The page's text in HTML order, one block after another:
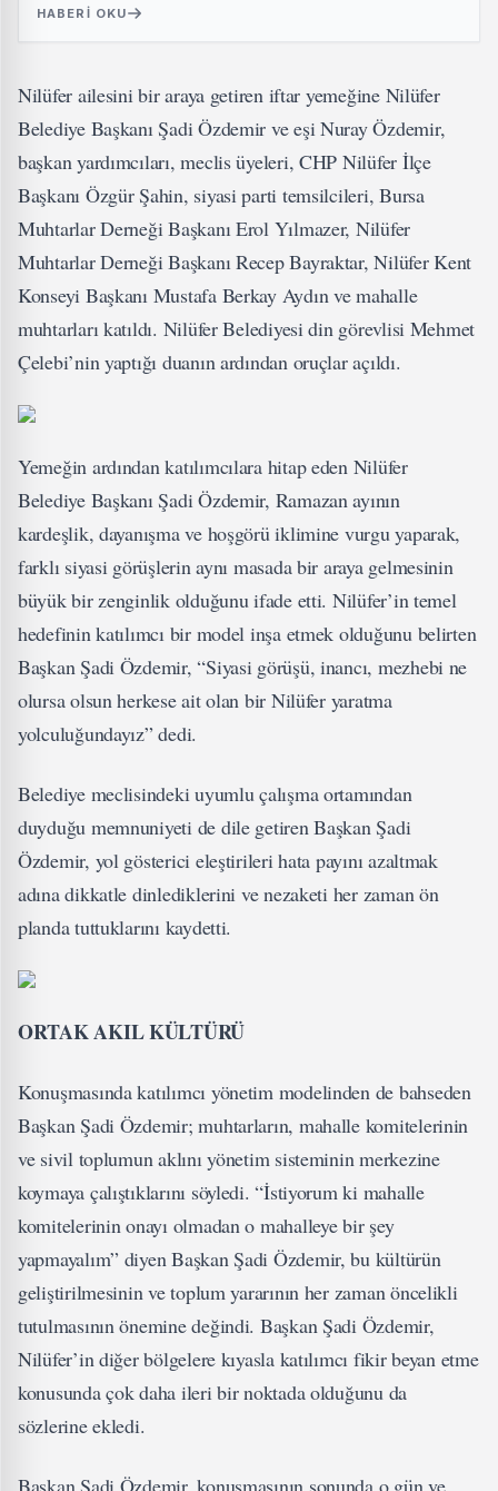
HABERI OKU
Nilüfer ailesini bir araya getiren iftar yemeğine Nilüfer
Belediye Başkanı Şadi Özdemir ve eşi Nuray Özdemir,
başkan yardımcıları, meclis üyeleri, CHP Nilüfer İlçe
Başkanı Özgür Şahin, siyasi parti temsilcileri, Bursa
Muhtarlar Derneği Başkanı Erol Yılmazer, Nilüfer
Muhtarlar Derneği Başkanı Recep Bayraktar, Nilüfer Kent
Konseyi Başkanı Mustafa Berkay Aydın ve mahalle
muhtarları katıldı. Nilüfer Belediyesi din görevlisi Mehmet
Çelebi’nin yaptığı duanın ardından oruçlar açıldı.
Yemeğin ardından katılımcılara hitap eden Nilüfer
Belediye Başkanı Şadi Özdemir, Ramazan ayının
kardeşlik, dayanışma ve hoşgörü iklimine vurgu yaparak,
farklı siyasi görüşlerin aynı masada bir araya gelmesinin
büyük bir zenginlik olduğunu ifade etti. Nilüfer’in temel
hedefinin katılımcı bir model inşa etmek olduğunu belirten
Başkan Şadi Özdemir, “Siyasi görüşü, inancı, mezhebi ne
olursa olsun herkese ait olan bir Nilüfer yaratma
yolculuğundayız” dedi.
Belediye meclisindeki uyumlu çalışma ortamından
duyduğu memnuniyeti de dile getiren Başkan Şadi
Özdemir, yol gösterici eleştirileri hata payını azaltmak
adına dikkatle dinlediklerini ve nezaketi her zaman ön
planda tuttuklarını kaydetti.
ORTAK AKIL KÜLTÜRÜ
Konuşmasında katılımcı yönetim modelinden de bahseden
Başkan Şadi Özdemir; muhtarların, mahalle komitelerinin
ve sivil toplumun aklını yönetim sisteminin merkezine
koymaya çalıştıklarını söyledi. “İstiyorum ki mahalle
komitelerinin onayı olmadan o mahalleye bir şey
yapmayalım” diyen Başkan Şadi Özdemir, bu kültürün
geliştirilmesinin ve toplum yararının her zaman öncelikli
tutulmasının önemine değindi. Başkan Şadi Özdemir,
Nilüfer’in diğer bölgelere kıyasla katılımcı fikir beyan etme
konusunda çok daha ileri bir noktada olduğunu da
sözlerine ekledi.
Başkan Şadi Özdemir, konuşmasının sonunda o gün ve